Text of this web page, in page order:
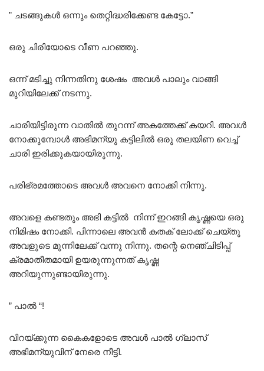
” ചടങ്ങുകൾ ഒന്നും തെറ്റിദ്ധരിക്കേണ്ട കേട്ടോ.”
ഒരു ചിരിയോടെ വീണ പറഞ്ഞു.
ഒന്ന് മടിച്ചു നിന്നതിനു ശേഷം അവൾ പാലും വാങ്ങി
മുറിയിലേക്ക് നടന്നു.
ചാരിയിട്ടിരുന്ന വാതിൽ തുറന്ന് അകത്തേക്ക് കയറി. അവൾ
നോക്കുമ്പോൾ അഭിമന്യു കട്ടിലിൽ ഒരു തലയിണ വെച്ച്
ചാരി ഇരിക്കുകയായിരുന്നു.
പരിഭ്രമത്തോടെ അവൾ അവനെ നോക്കി നിന്നു.
അവളെ കണ്ടതും അഭി കട്ടിൽ നിന്ന് ഇറങ്ങി കൃഷ്ണയെ ഒരു
നിമിഷം നോക്കി. പിന്നാലെ അവൻ കതക് ലോക്ക് ചെയ്തു
അവളുടെ മുന്നിലേക്ക് വന്നു നിന്നു. തന്റെ നെഞ്ചിടിപ്പ്
ക്രമാതീതമായി ഉയരുന്നുന്നത് കൃഷ്ണ
അറിയുന്നുണ്ടായിരുന്നു.
” പാൽ “!
വിറയ്ക്കുന്ന കൈകളോടെ അവൾ പാൽ ഗ്ലാസ്
അഭിമന്യുവിന് നേരെ നീട്ടി.